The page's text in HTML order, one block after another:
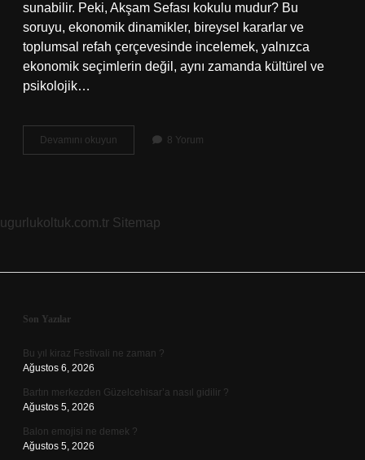
sunabilir. Peki, Akşam Sefası kokulu mudur? Bu
soruyu, ekonomik dinamikler, bireysel kararlar ve
toplumsal refah çerçevesinde incelemek, yalnızca
ekonomik seçimlerin değil, aynı zamanda kültürel ve
psikolojik…
Devamını okuyun
Sefası
8 Yorum
ugurlukoltuk.com.tr Sitemap
Sidebar
Son Yazılar
Bu yıl kiraz Festivali ne zaman ?
Ağustos 6, 2026
Bartın merkezden Güzelcehisar’a nasıl gidilir ?
Ağustos 5, 2026
Balon emojisi ne demek ?
Ağustos 5, 2026